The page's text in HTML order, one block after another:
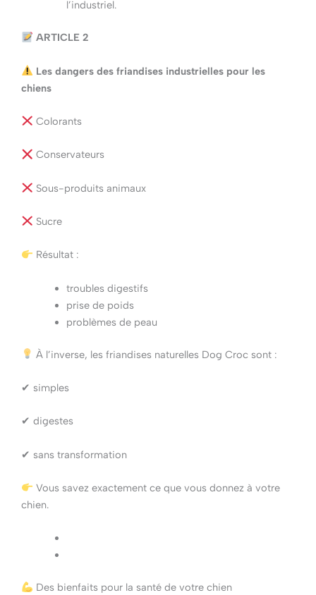
l’industriel.
ARTICLE 2
Les dangers des friandises industrielles pour les
chiens
Colorants
Conservateurs
Sous-produits animaux
Sucre
Résultat :
troubles digestifs
prise de poids
problèmes de peau
À l’inverse, les friandises naturelles Dog Croc sont :
✔ simples
✔ digestes
✔ sans transformation
Vous savez exactement ce que vous donnez à votre
chien.
Des bienfaits pour la santé de votre chien